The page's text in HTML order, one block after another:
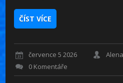
ČÍST VÍCE
července 5 2026
0 Komentáře